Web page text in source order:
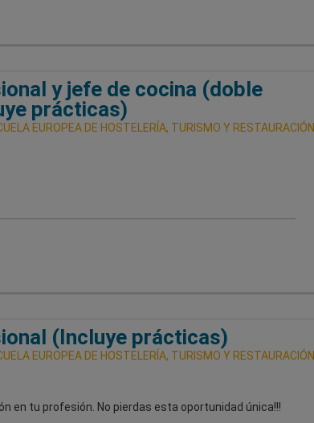
y jefe de cocina (doble
prácticas)
EUROPEA DE HOSTELERÍA, TURISMO Y RESTAURACIÓN
(Incluye prácticas)
EUROPEA DE HOSTELERÍA, TURISMO Y RESTAURACIÓN
en tu profesión. No pierdas esta oportunidad única!!!